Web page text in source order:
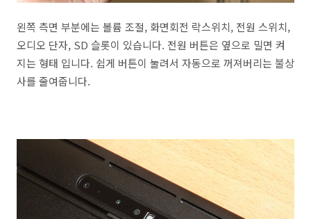
왼쪽 측면 부분에는 볼륨 조절, 화면회전 락스위치, 전원 스위치,
오디오 단자, SD 슬롯이 있습니다. 전원 버튼은 옆으로 밀면 켜
지는 형태 입니다. 쉽게 버튼이 눌려서 자동으로 꺼져버리는 불상
사를 줄여줍니다.